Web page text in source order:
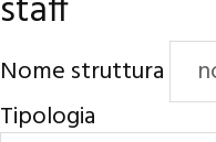
Nome struttura
Tipologia